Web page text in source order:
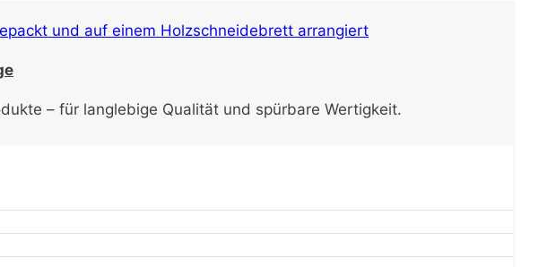
– für langlebige Qualität und spürbare Wertigkeit.